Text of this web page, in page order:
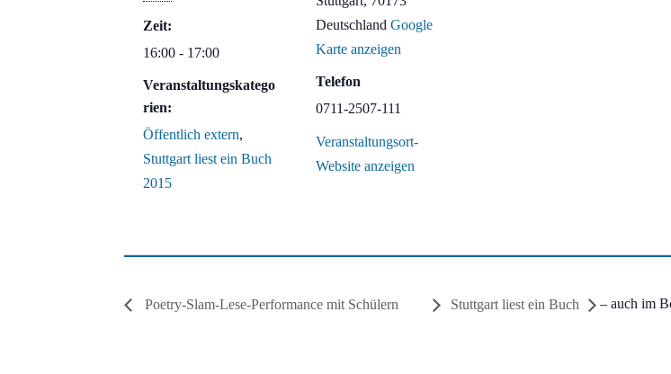
Zeit:
16:00 - 17:00
Veranstaltungskatego
rien:
Öffentlich extern,
Stuttgart liest ein Buch
2015
Deutschland Google
Karte anzeigen
Telefon
0711-2507-111
Veranstaltungsort-
Website anzeigen
Poetry-Slam-Lese-Performance mit Schülern Stuttgart liest ein Buch – auch im